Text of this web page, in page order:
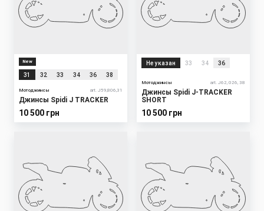
New
31 32 33 34 36 38
Мотоджинсы art. J59,806,31
Джинсы Spidi J TRACKER
10 500 грн
Не указан 33 34 36
Мотоджинсы art. J62, 026, 38
Джинсы Spidi J-TRACKER
SHORT
10 500 грн